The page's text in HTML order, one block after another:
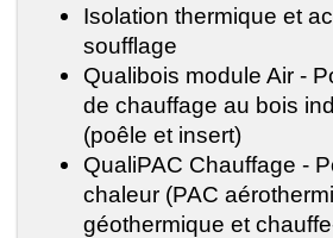
Isolation thermique et
soufflage
Qualibois module Air -
de chauffage au bois
(poêle et insert)
QualiPAC Chauffage -
chaleur (PAC
géothermique et